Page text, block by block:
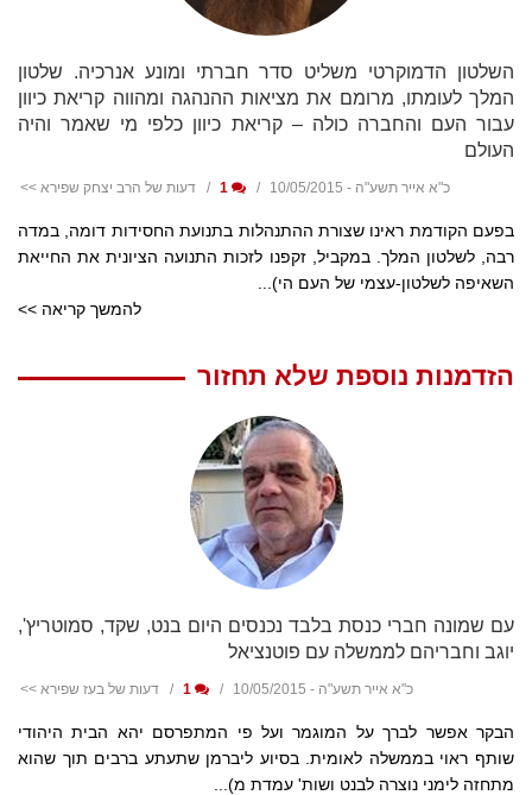
השלטון הדמוקרטי משליט סדר חברתי ומונע אנרכיה. שלטון
המלך לעומתו, מרומם את מציאות ההנהגה ומהווה קריאת כיוון
עבור העם והחברה כולה – קריאת כיוון כלפי מי שאמר והיה
העולם
כ"א אייר תשע"ה - 10/05/2015 דעות של הרב יצחק שפירא >>
בפעם הקודמת ראינו שצורת ההתנהלות בתנועת החסידות דומה, במדה
רבה, לשלטון המלך. במקביל, זקפנו לזכות התנועה הציונית את החייאת
השאיפה לשלטון-עצמי של העם הי)...
להמשך קריאה >>
הזדמנות נוספת שלא תחזור
עם שמונה חברי כנסת בלבד נכנסים היום בנט, שקד, סמוטריץ',
יוגב וחבריהם לממשלה עם פוטנציאל
כ"א אייר תשע"ה - 10/05/2015 דעות של בעז שפירא >>
הבקר אפשר לברך על המוגמר ועל פי המתפרסם יהא הבית היהודי
שותף ראוי בממשלה לאומית. בסיוע ליברמן שתעתע ברבים תוך שהוא
מתחזה לימני נוצרה לבנט ושות' עמדת מ)...